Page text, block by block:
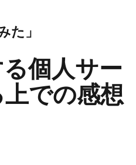
た」
個人サー
での感想